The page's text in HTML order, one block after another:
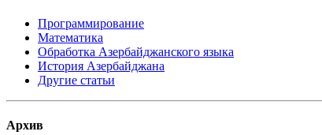
Программирование
Математика
Обработка Азербайджанского языка
История Азербайджана
Другие статьи
Архив